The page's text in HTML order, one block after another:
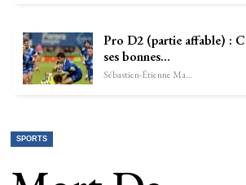
Pro D2 (partie affable) :
ses bonnes…
Sébastien-Étienne Marechal
SPORTS